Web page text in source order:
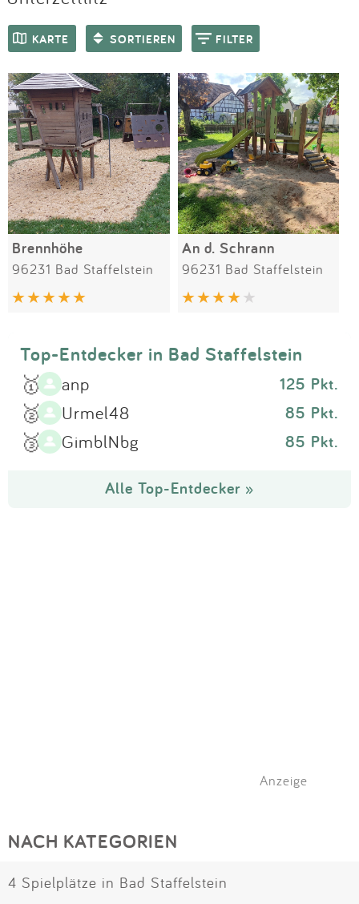
Anmelden
KARTE SORTIEREN FILTER
Brennhöhe
96231 Bad Staffelstein
An d. Schrann
96231 Bad Staffelstein
Top-Entdecker in Bad Staffelstein
🥇 anp 125 Pkt.
🥈 Urmel48 85 Pkt.
🥉 GimblNbg 85 Pkt.
Alle Top-Entdecker »
Anzeige
NACH KATEGORIEN
4 Spielplätze in Bad Staffelstein